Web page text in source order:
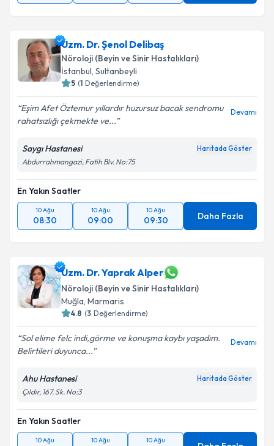
Uzm. Dr. Şenol Delibaş
Nöroloji (Beyin ve Sinir Hastalıkları)
İstanbul, Sultanbeyli
5 (1 Değerlendirme)
Eşim Afet Öztemur yıllardır huzursuz bacak sendromu
rahatsızlığı çekmekte ve...
Devamı
Saygı Hastanesi Haritada Göster
Abdurrahmangazi, Fatih Blv. No:75
En Yakın Saatler
10 Ağu
08:30
10 Ağu
09:00
10 Ağu
09:30 Daha Fazla
Uzm. Dr. Yaprak Alper
Nöroloji (Beyin ve Sinir Hastalıkları)
Muğla, Marmaris
4.8 (3 Değerlendirme)
Sol elime felc indi,görme ve konuşma kaybı yaşadım.
Belirtileri duyunca...
Devamı
Ahu Hastanesi Haritada Göster
Çıldır, 167. Sk. No:3
En Yakın Saatler
10 Ağu 10 Ağu 10 Ağu